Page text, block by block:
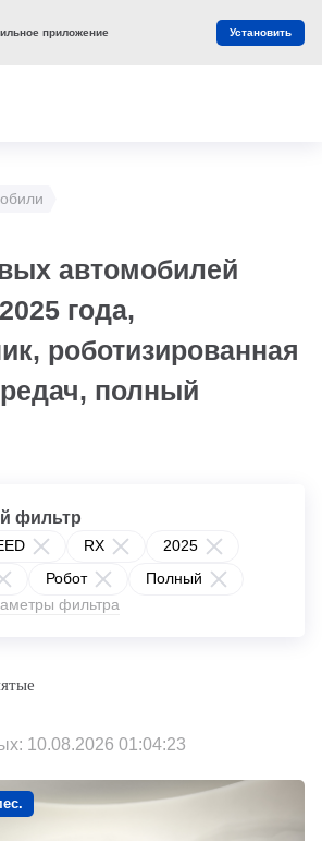
автомобилей
года,
роботизированная
полный
RX
2025
Робот
Полный
фильтра
фильтр
10.08.2026 01:04:23
приложение Установить